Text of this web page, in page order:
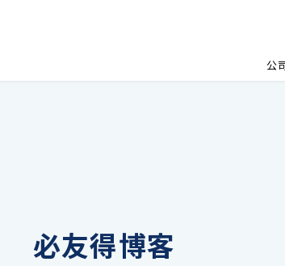
公
必友得博客